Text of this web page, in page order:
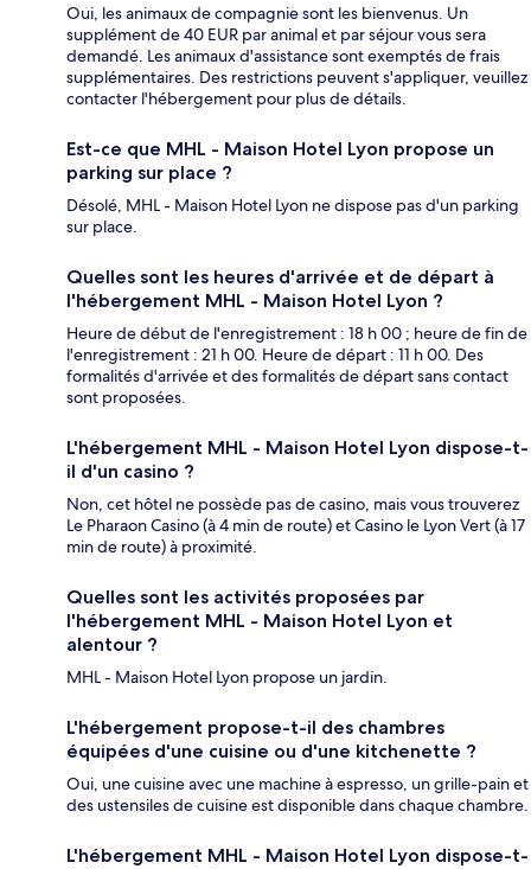
Oui, les animaux de compagnie sont les bienvenus. Un
supplément de 40 EUR par animal et par séjour vous sera
demandé. Les animaux d'assistance sont exemptés de frais
supplémentaires. Des restrictions peuvent s'appliquer, veuillez
contacter l'hébergement pour plus de détails.
Est-ce que MHL - Maison Hotel Lyon propose un
parking sur place ?
Désolé, MHL - Maison Hotel Lyon ne dispose pas d'un parking
sur place.
Quelles sont les heures d'arrivée et de départ à
l'hébergement MHL - Maison Hotel Lyon ?
Heure de début de l'enregistrement : 18 h 00 ; heure de fin de
l'enregistrement : 21 h 00. Heure de départ : 11 h 00. Des
formalités d'arrivée et des formalités de départ sans contact
sont proposées.
L'hébergement MHL - Maison Hotel Lyon dispose-t-
il d'un casino ?
Non, cet hôtel ne possède pas de casino, mais vous trouverez
Le Pharaon Casino (à 4 min de route) et Casino le Lyon Vert (à 17
min de route) à proximité.
Quelles sont les activités proposées par
l'hébergement MHL - Maison Hotel Lyon et
alentour ?
MHL - Maison Hotel Lyon propose un jardin.
L'hébergement propose-t-il des chambres
équipées d'une cuisine ou d'une kitchenette ?
Oui, une cuisine avec une machine à espresso, un grille-pain et
des ustensiles de cuisine est disponible dans chaque chambre.
L'hébergement MHL - Maison Hotel Lyon dispose-t-